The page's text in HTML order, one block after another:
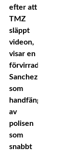
efter att
TMZ
släppt
videon,
visar en
förvirrad
Sanchez
som
handfängslas
av
polisen
som
snabbt